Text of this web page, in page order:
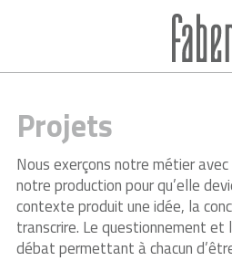
Projets
Nous exerçons notre métier
notre production pour qu’elle
contexte produit une idée, la
transcrire. Le questionnement et
débat permettant à chacun